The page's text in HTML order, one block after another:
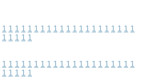
1 1 1 1 1 1 1 1 1 1 1 1 1 1 1 1 1 1 1 1 1
1 1 1 1 1
1 1 1 1 1 1 1 1 1 1 1 1 1 1 1 1 1 1 1 1 1
1 1 1 1 1